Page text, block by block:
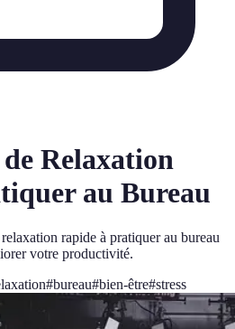
Relaxation
au Bureau
rapide à pratiquer au bureau
votre productivité.
#bureau#bien-être#stress